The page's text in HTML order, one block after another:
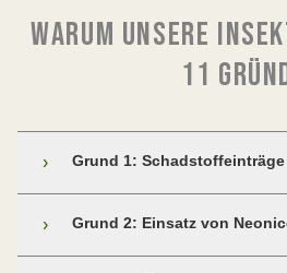
WARUM UNSERE
11
› Grund 1:
Tiere, Pflanzen und ihre
› Grund 2: Einsatz von